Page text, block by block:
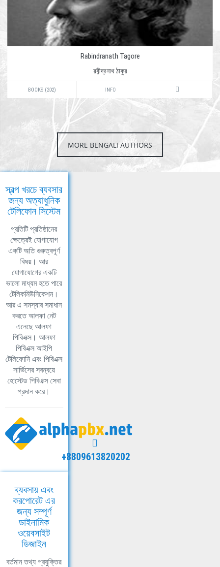
Rabindranath Tagore
রবীন্দ্রনাথ ঠাকুর
BOOKS (202) INFO
MORE BENGALI AUTHORS
স্বল্প খরচে ব্যবসার
জন্য অত্যাধুনিক
টেলিফোন সিস্টেম
প্রতিটি প্রতিষ্ঠানের
ক্ষেত্রেই যোগাযোগ
একটি অতি গুরুত্বপূর্ণ
বিষয়। আর
যোগাযোগের একটি
ভালো মাধ্যম হতে পারে
টেলিকমিউনিকেশন।
আর এ সমস্যার সমাধান
করতে আলফা নেট
এনেছে আলফা
পিবিএক্স। আলফা
পিবিএক্স আইপি
টেলিফোনি এবং পিবিএক্স
সার্ভিসের সবন্বয়ে
হোস্টেড পিবিএক্স সেবা
প্রদান করে।
+8809613820202
ব্যবসায় এবং
করপোরেট এর
জন্য সম্পূর্ণ
ডাইনামিক
ওয়েবসাইট
ডিজাইন
বর্তমান তথ্য প্রযুক্তির